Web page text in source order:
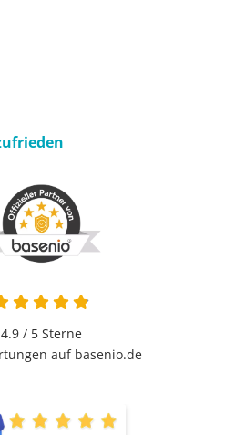
4.9 von 5
4.9 / 5Sterne
auf basenio.de